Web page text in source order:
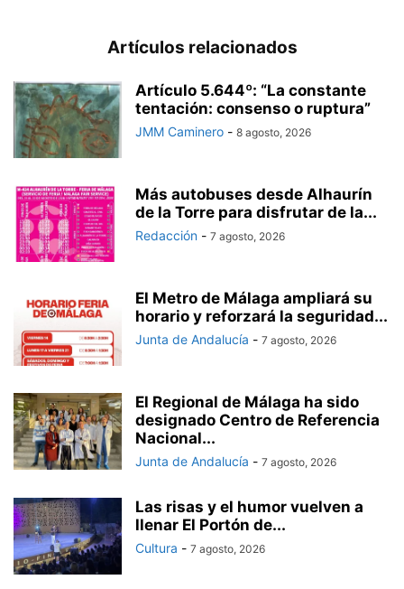
Artículos relacionados
Artículo 5.644º: “La constante
tentación: consenso o ruptura”
JMM Caminero - 8 agosto, 2026
Más autobuses desde Alhaurín
de la Torre para disfrutar de la...
Redacción - 7 agosto, 2026
El Metro de Málaga ampliará su
horario y reforzará la seguridad...
Junta de Andalucía - 7 agosto, 2026
El Regional de Málaga ha sido
designado Centro de Referencia
Nacional...
Junta de Andalucía - 7 agosto, 2026
Las risas y el humor vuelven a
llenar El Portón de...
Cultura - 7 agosto, 2026